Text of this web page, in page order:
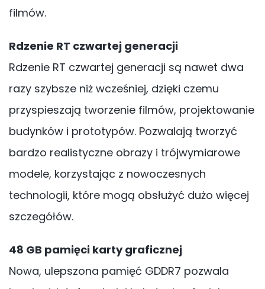
filmów.
Rdzenie RT czwartej generacji
Rdzenie RT czwartej generacji są nawet dwa
razy szybsze niż wcześniej, dzięki czemu
przyspieszają tworzenie filmów, projektowanie
budynków i prototypów. Pozwalają tworzyć
bardzo realistyczne obrazy i trójwymiarowe
modele, korzystając z nowoczesnych
technologii, które mogą obsłużyć dużo więcej
szczegółów.
48 GB pamięci karty graficznej
Nowa, ulepszona pamięć GDDR7 pozwala